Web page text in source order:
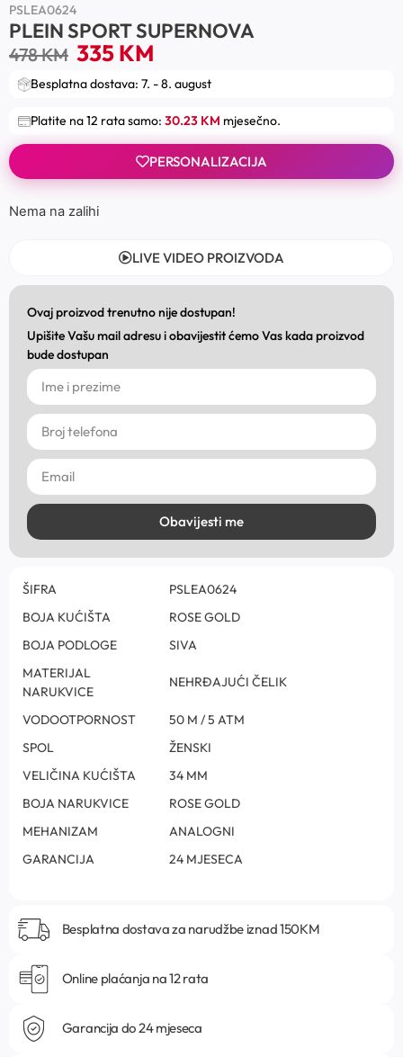
PSLEA0624
PLEIN SPORT SUPERNOVA
478KM 335KM
Besplatna dostava: 7. - 8. august
Platite na 12 rata samo: 30.23 KM mjesečno.
PERSONALIZACIJA
Nema na zalihi
LIVE VIDEO PROIZVODA
Ovaj proizvod trenutno nije dostupan!
Upišite Vašu mail adresu i obavijestit ćemo Vas kada proizvod
bude dostupan
Obavijesti me
ŠIFRA
PSLEA0624
BOJA KUĆIŠTA
ROSE GOLD
BOJA PODLOGE
SIVA
MATERIJAL
NARUKVICE
NEHRĐAJUĆI ČELIK
VODOOTPORNOST
50 M / 5 ATM
SPOL
ŽENSKI
VELIČINA KUĆIŠTA
34 MM
BOJA NARUKVICE
ROSE GOLD
MEHANIZAM
ANALOGNI
GARANCIJA
24 MJESECA
Besplatna dostava za narudžbe iznad 150KM
Online plaćanja na 12 rata
Garancija do 24 mjeseca